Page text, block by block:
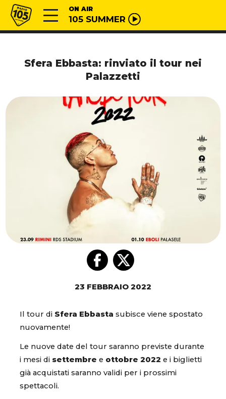
Vai al contenuto
Radio 105 ON AIR
105 SUMMER
Sfera Ebbasta: rinviato il tour nei
Palazzetti
23 FEBBRAIO 2022
Il tour di Sfera Ebbasta subisce viene spostato
nuovamente!
Le nuove date del tour saranno previste durante
i mesi di settembre e ottobre 2022 e i biglietti
già acquistati saranno validi per i prossimi
spettacoli.